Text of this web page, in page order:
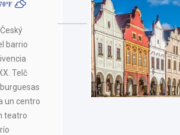
barrio
Telč
un centro
teatro